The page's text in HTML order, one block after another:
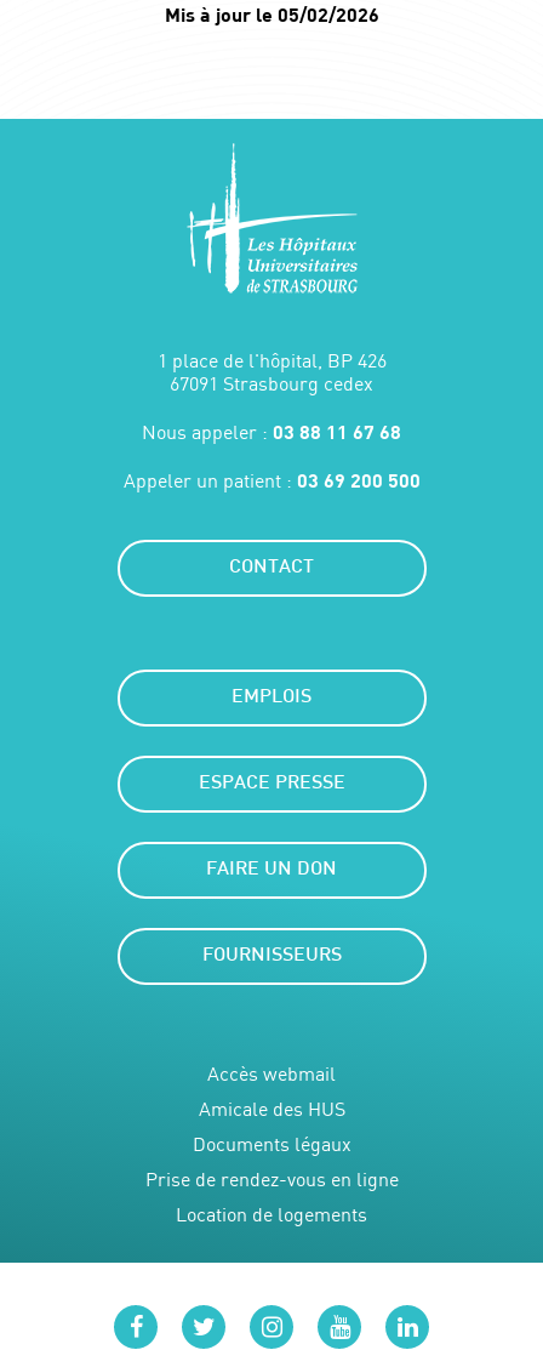
Mis à jour le 05/02/2026
1 place de l'hôpital, BP 426
67091 Strasbourg cedex
Nous appeler : 03 88 11 67 68
Appeler un patient : 03 69 200 500
CONTACT
EMPLOIS
ESPACE PRESSE
FAIRE UN DON
FOURNISSEURS
Accès webmail
Amicale des HUS
Documents légaux
Prise de rendez-vous en ligne
Location de logements
facebooktwitterinstagram
youtubelinkedin